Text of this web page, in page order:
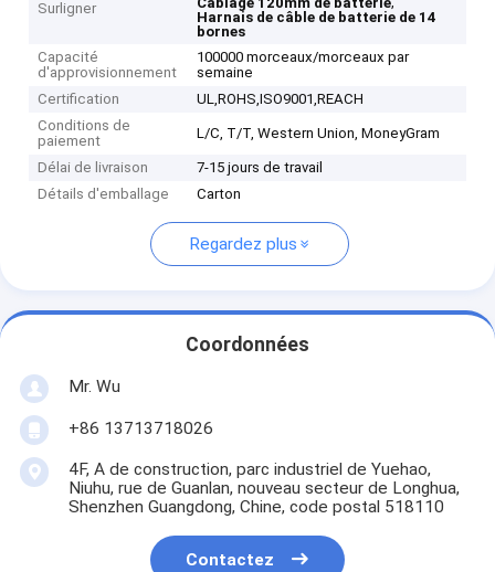
Surligner
Harnais de câble de batterie de 14
bornes
Capacité
d'approvisionnement
100000 morceaux/morceaux par
semaine
Certification
UL,ROHS,ISO9001,REACH
Conditions de
paiement
L/C, T/T, Western Union, MoneyGram
Délai de livraison
7-15 jours de travail
Détails d'emballage
Carton
Regardez plus
Coordonnées
Mr. Wu
+86 13713718026
4F, A de construction, parc industriel de Yuehao,
Niuhu, rue de Guanlan, nouveau secteur de Longhua,
Shenzhen Guangdong, Chine, code postal 518110
Contactez